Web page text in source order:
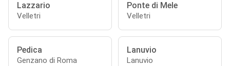
Lazzario
Velletri
Ponte di Mele
Velletri
Pedica
Genzano di Roma
Lanuvio
Lanuvio